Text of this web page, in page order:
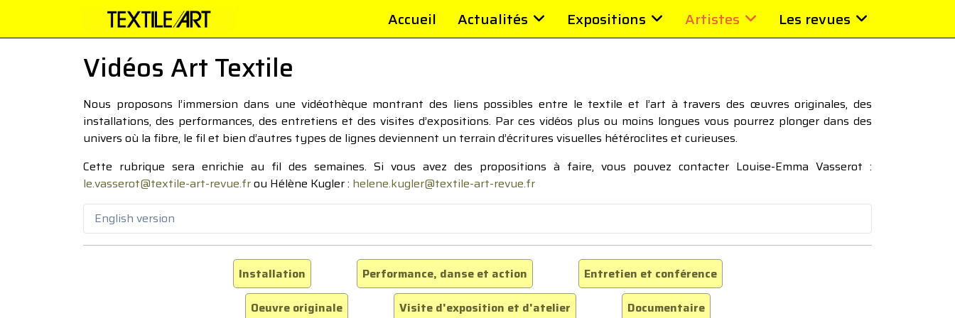
Accueil Actualités Expositions Artistes Les revues
Vidéos Art Textile
Nous proposons l’immersion dans une vidéothèque montrant des liens possibles entre le textile et l’art à travers des œuvres originales, des
installations, des performances, des entretiens et des visites d’expositions. Par ces vidéos plus ou moins longues vous pourrez plonger dans des
univers où la fibre, le fil et bien d’autres types de lignes deviennent un terrain d’écritures visuelles hétéroclites et curieuses.
Cette rubrique sera enrichie au fil des semaines. Si vous avez des propositions à faire, vous pouvez contacter Louise-Emma Vasserot :
le.vasserot@textile-art-revue.frou Hélène Kugler : helene.kugler@textile-art-revue.fr
English version
Installation Performance, danse et action
Entretien et conférence
Oeuvre originale
Visite d'exposition et d'atelier Documentaire